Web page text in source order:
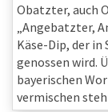
Obatzter, auch
„Angebatzter,
Käse-Dip, der
genossen wird.
bayerischen
vermischen